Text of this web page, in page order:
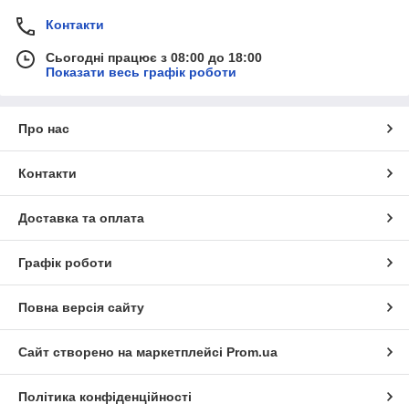
їм трусики з нашої дитячої колекції.
Перейти до знайомства з каталогом
Трусики продаються в індивідуальній упаковці, за
рахунок чого добре зберігаються
виробником
Контакти
Сьогодні працює з 08:00 до 18:00
Показати весь графік роботи
Про нас
Контакти
Доставка та оплата
Графік роботи
Повна версія сайту
Сайт створено на маркетплейсі Prom.ua
Політика конфіденційності